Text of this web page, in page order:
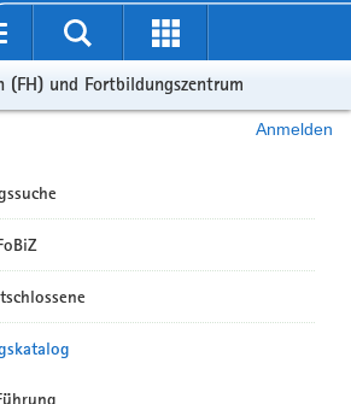
(FH) und Fortbildungszentrum
Anmelden